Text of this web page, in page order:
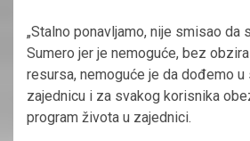
„Stalno ponavljamo, nije smisao da
Sumero jer je nemoguće, bez
resursa, nemoguće je da dođemo u
zajednicu i za svakog korisnika
program života u zajednici.